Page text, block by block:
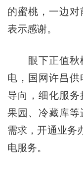
的蜜桃，一边
表示感谢。
眼下正值秋桃
电，国网许昌
导向，细化服
果园、冷藏库
需求，开通业务
电服务。